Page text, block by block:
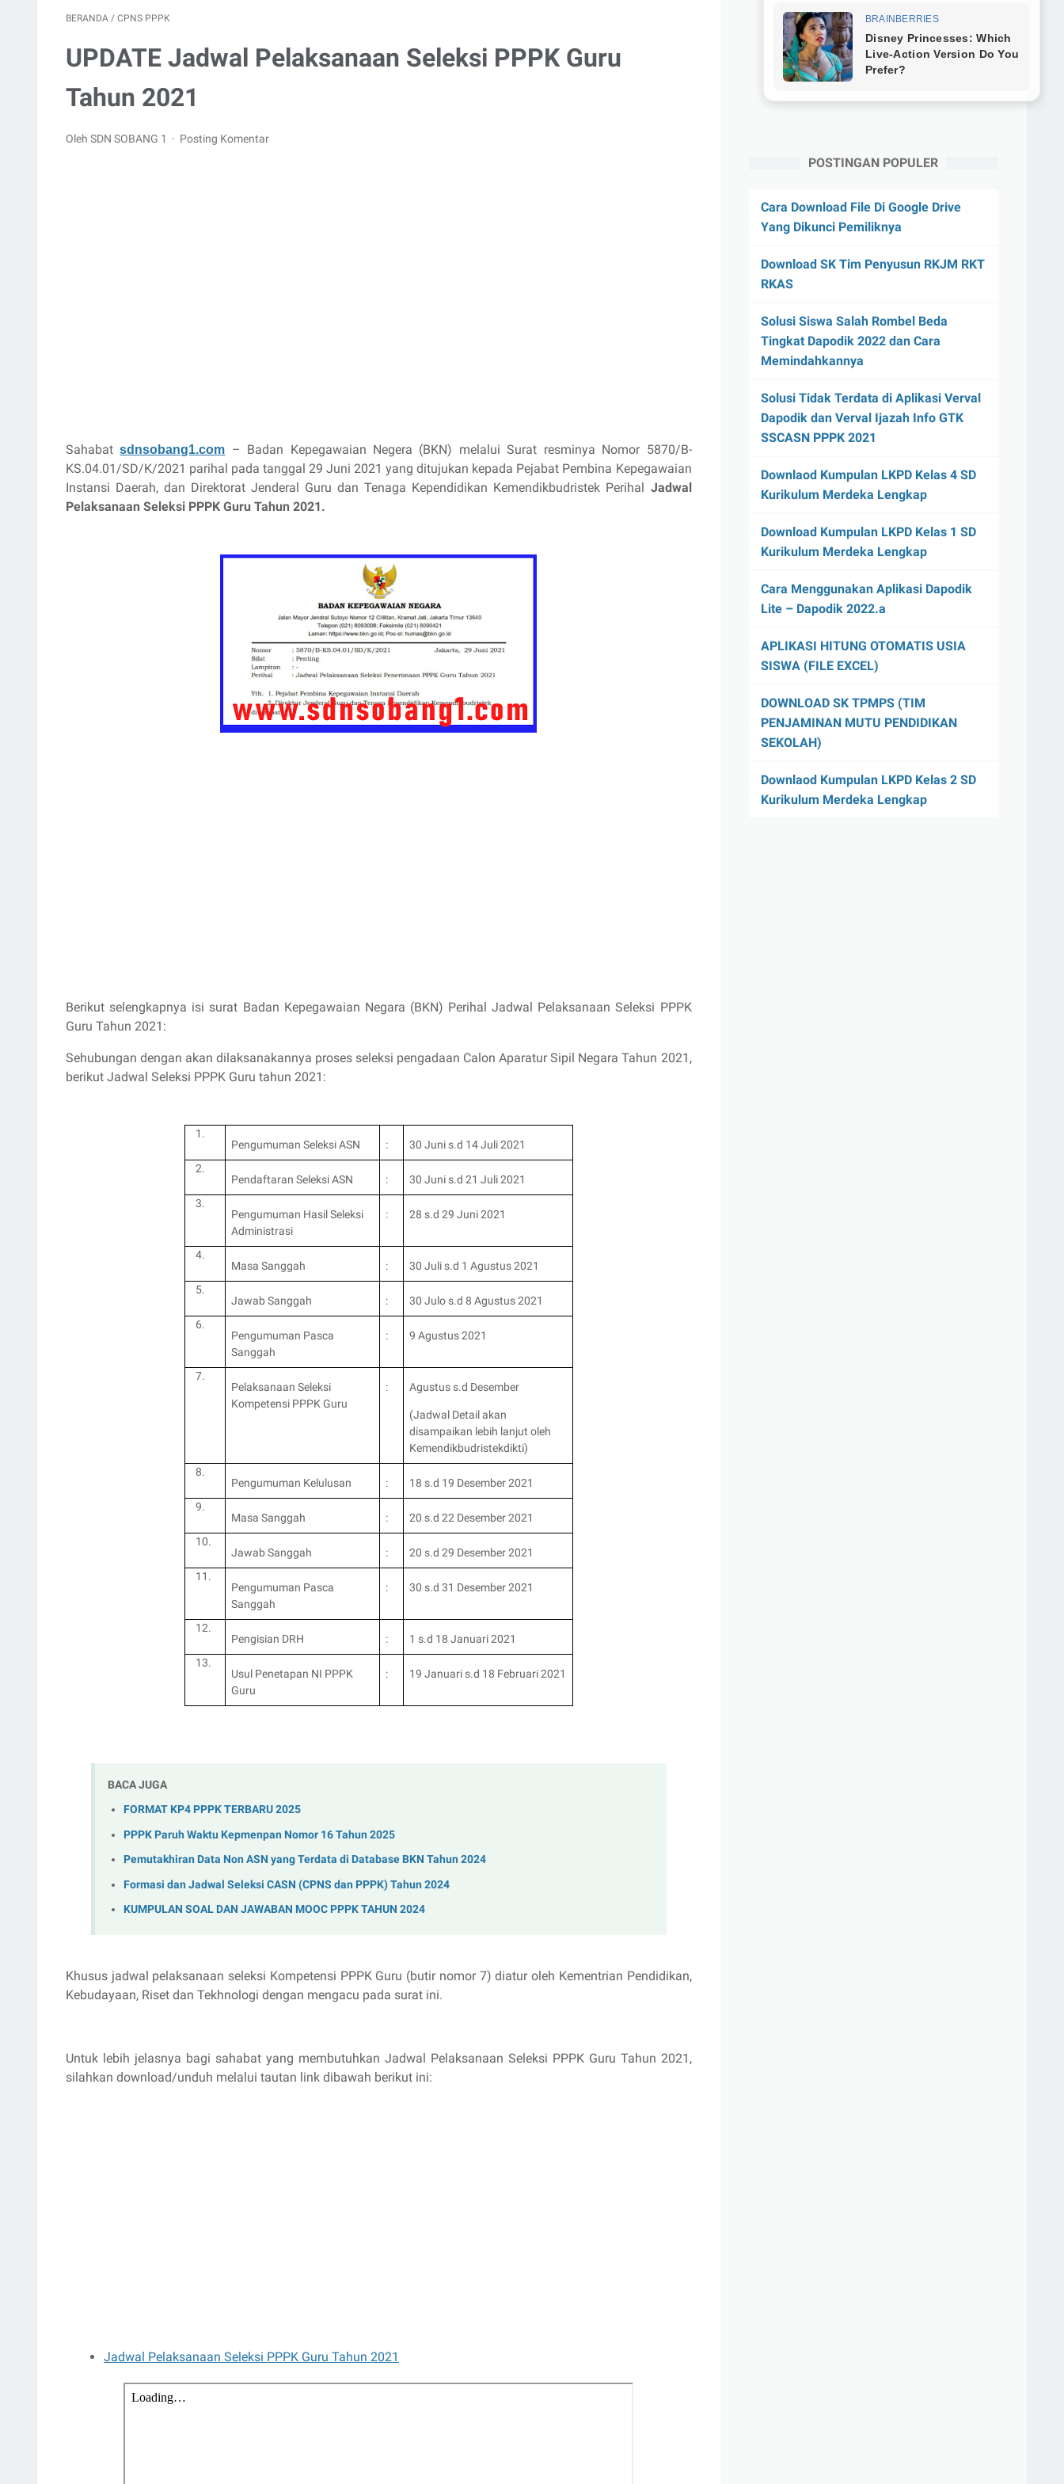
BERANDA / CPNS PPPK
UPDATE Jadwal Pelaksanaan Seleksi PPPK Guru
Tahun 2021
Oleh SDN SOBANG 1 Posting Komentar
Sahabatsdnsobang1.com – Badan Kepegawaian Negera (BKN) melalui Surat resminya Nomor 5870/B-
KS.04.01/SD/K/2021 parihal pada tanggal 29 Juni 2021 yang ditujukan kepada Pejabat Pembina Kepegawaian
Instansi Daerah, dan Direktorat Jenderal Guru dan Tenaga Kependidikan Kemendikbudristek Perihal Jadwal
Pelaksanaan Seleksi PPPK Guru Tahun 2021.
Berikut selengkapnya isi surat Badan Kepegawaian Negara (BKN) Perihal Jadwal Pelaksanaan Seleksi PPPK
Guru Tahun 2021:
Sehubungan dengan akan dilaksanakannya proses seleksi pengadaan Calon Aparatur Sipil Negara Tahun 2021,
berikut Jadwal Seleksi PPPK Guru tahun 2021:
1.
Pengumuman Seleksi ASN
:
30 Juni s.d 14 Juli 2021
2.
Pendaftaran Seleksi ASN
:
30 Juni s.d 21 Juli 2021
3.
Pengumuman Hasil Seleksi
Administrasi
: 28 s.d 29 Juni 2021
4.
Masa Sanggah
:
30 Juli s.d 1 Agustus 2021
5.
Jawab Sanggah
:
30 Julo s.d 8 Agustus 2021
6.
Pengumuman Pasca
Sanggah
: 9 Agustus 2021
7.
Pelaksanaan Seleksi
Kompetensi PPPK Guru
: Agustus s.d Desember
(Jadwal Detail akan
disampaikan lebih lanjut oleh
Kemendikbudristekdikti)
8.
Pengumuman Kelulusan
:
18 s.d 19 Desember 2021
9.
Masa Sanggah
:
20 s.d 22 Desember 2021
10.
Jawab Sanggah
:
20 s.d 29 Desember 2021
11.
Pengumuman Pasca
Sanggah
: 30 s.d 31 Desember 2021
12.
Pengisian DRH
:
1 s.d 18 Januari 2021
13.
Usul Penetapan NI PPPK
Guru
: 19 Januari s.d 18 Februari 2021
BACA JUGA
FORMAT KP4 PPPK TERBARU 2025
PPPK Paruh Waktu Kepmenpan Nomor 16 Tahun 2025
Pemutakhiran Data Non ASN yang Terdata di Database BKN Tahun 2024
Formasi dan Jadwal Seleksi CASN (CPNS dan PPPK) Tahun 2024
KUMPULAN SOAL DAN JAWABAN MOOC PPPK TAHUN 2024
Khusus jadwal pelaksanaan seleksi Kompetensi PPPK Guru (butir nomor 7) diatur oleh Kementrian Pendidikan,
Kebudayaan, Riset dan Tekhnologi dengan mengacu pada surat ini.
Untuk lebih jelasnya bagi sahabat yang membutuhkan Jadwal Pelaksanaan Seleksi PPPK Guru Tahun 2021,
silahkan download/unduh melalui tautan link dibawah berikut ini:
Jadwal Pelaksanaan Seleksi PPPK Guru Tahun 2021
POSTINGAN POPULER
Cara Download File Di Google Drive
Yang Dikunci Pemiliknya
Download SK Tim Penyusun RKJM RKT
RKAS
Solusi Siswa Salah Rombel Beda
Tingkat Dapodik 2022 dan Cara
Memindahkannya
Solusi Tidak Terdata di Aplikasi Verval
Dapodik dan Verval Ijazah Info GTK
SSCASN PPPK 2021
Downlaod Kumpulan LKPD Kelas 4 SD
Kurikulum Merdeka Lengkap
Download Kumpulan LKPD Kelas 1 SD
Kurikulum Merdeka Lengkap
Cara Menggunakan Aplikasi Dapodik
Lite – Dapodik 2022.a
APLIKASI HITUNG OTOMATIS USIA
SISWA (FILE EXCEL)
DOWNLOAD SK TPMPS (TIM
PENJAMINAN MUTU PENDIDIKAN
SEKOLAH)
Downlaod Kumpulan LKPD Kelas 2 SD
Kurikulum Merdeka Lengkap